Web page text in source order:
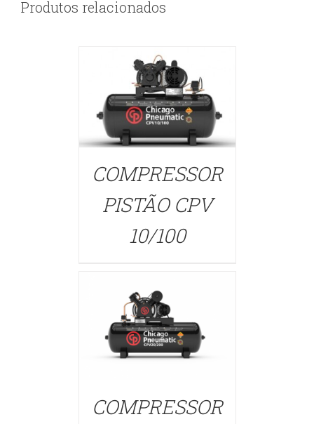
Produtos relacionados
COMPRESSOR
PISTÃO CPV
10/100
COMPRESSOR